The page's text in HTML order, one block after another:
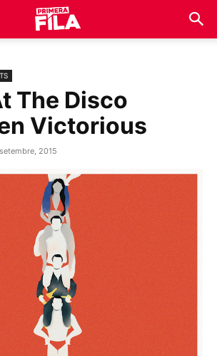
The Disco
Victorious
2015